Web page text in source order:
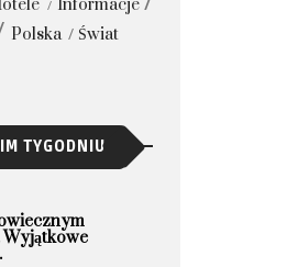
Informacje
Polska Świat
TYGODNIU
Wyjątkowe